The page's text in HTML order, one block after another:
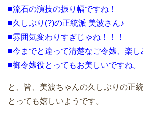
■流石の演技の振り幅ですね！
■久しぶり(?)の正統派 美波さん♪
■雰囲気変わりすぎじゃね！！！
■今までと違って清楚なご令嬢、楽し
■御令嬢役とってもお美しいですね。
と、皆、美波ちゃんの久しぶりの正
とっても嬉しいようです。